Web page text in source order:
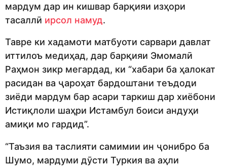
мардум дар ин кишвар барқияи изҳори
тасаллӣ ирсол намуд.
Тавре ки хадамоти матбуоти сарвари давлат
иттилоъ медиҳад, дар барқияи Эмомалӣ
Раҳмон зикр мегардад, ки “хабари ба ҳалокат
расидан ва ҷароҳат бардоштани теъдоди
зиёди мардум бар асари таркиш дар хиёбони
Истиқлоли шаҳри Истамбул боиси андуҳи
амиқи мо гардид”.
“Таъзия ва таслияти самимии ин ҷонибро ба
Шумо, мардуми дӯсти Туркия ва аҳли